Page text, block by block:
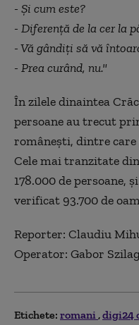
- Şi cum este?
- Diferenţă de la cer la
- Vă gândiţi să vă
- Prea curând, nu."
În zilele dinaintea
persoane au trecut
românești, dintre
Cele mai tranzitate
178.000 de persoane,
verificat 93.700 de
Reporter: Claudiu
Operator: Gabor
Etichete: romani digi24